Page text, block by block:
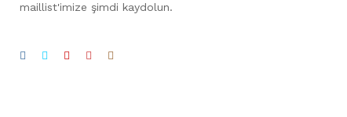
maillist'imize şimdi kaydolun.